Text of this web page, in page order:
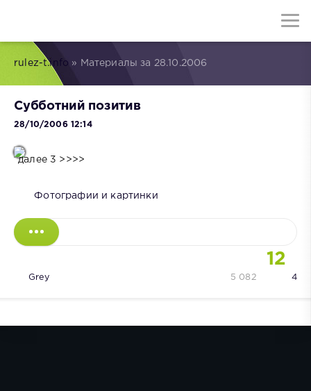
rulez-t.info » Материалы за 28.10.2006
Субботний позитив
28/10/2006 12:14
далее 3 >>>>
Фотографии и картинки
12
Grey 4
5 082